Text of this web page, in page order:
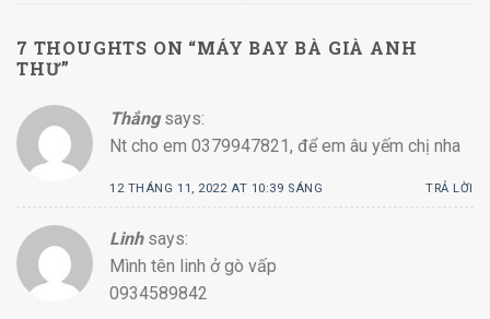
7 THOUGHTS ON “MÁY BAY BÀ GIÀ ANH
THƯ”
Thắng says:
Nt cho em 0379947821, để em âu yếm chị nha
12 THÁNG 11, 2022 AT 10:39 SÁNG TRẢ LỜI
Linh says:
Mình tên linh ở gò vấp
0934589842